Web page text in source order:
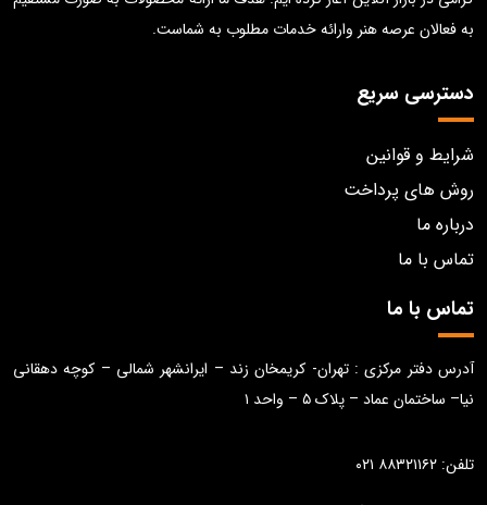
به فعالان عرصه هنر وارائه خدمات مطلوب به شماست.
دسترسی سریع
شرایط و قوانین
روش های پرداخت
درباره ما
تماس با ما
تماس با ما
آدرس دفتر مرکزی : تهران- کریمخان زند – ایرانشهر شمالی – کوچه دهقانی
نیا– ساختمان عماد – پلاک ۵ – واحد ۱
تلفن: ۸۸۳۲۱۱۶۲ ۰۲۱